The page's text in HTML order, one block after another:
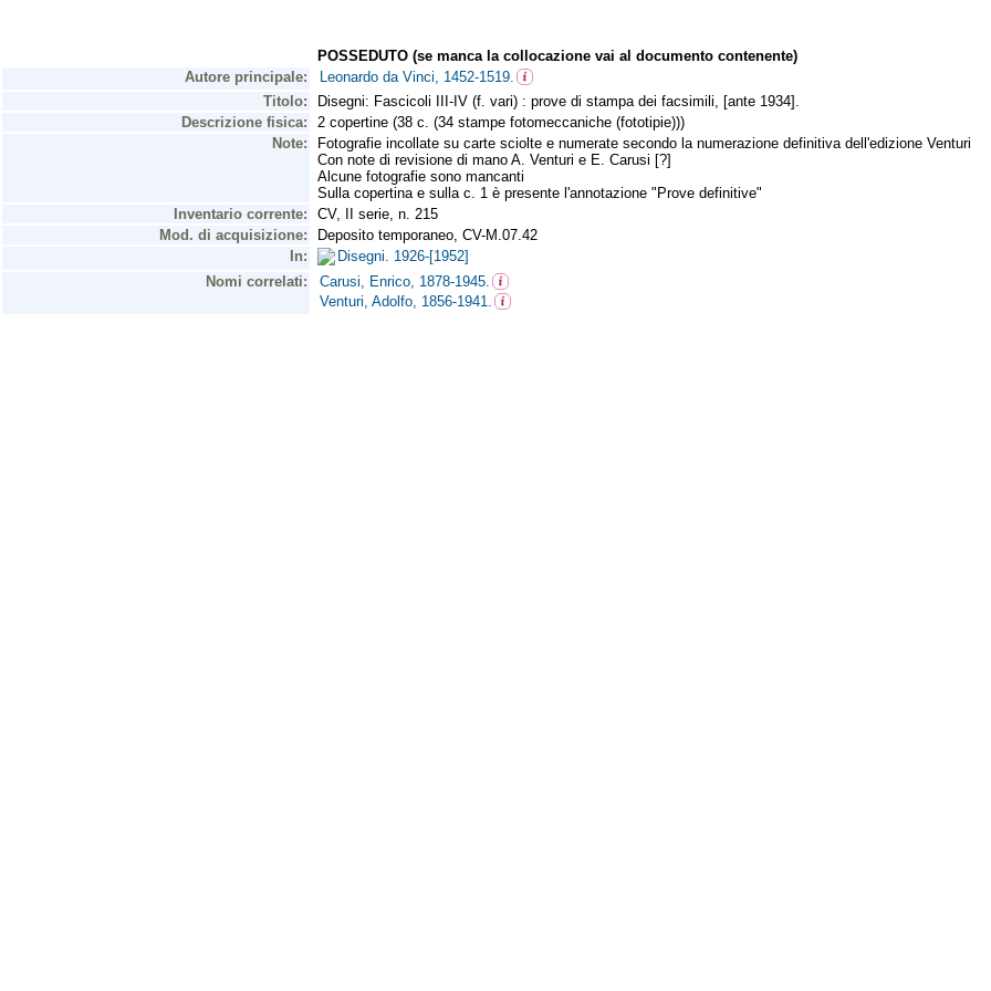
POSSEDUTO (se manca la collocazione vai al documento contenente)
Autore principale:
Leonardo da Vinci, 1452-1519.
Titolo:
Disegni: Fascicoli III-IV (f. vari) : prove di stampa dei facsimili, [ante 1934].
Descrizione fisica:
2 copertine (38 c. (34 stampe fotomeccaniche (fototipie)))
Note:
Fotografie incollate su carte sciolte e numerate secondo la numerazione definitiva dell'edizione Venturi
Con note di revisione di mano A. Venturi e E. Carusi [?]
Alcune fotografie sono mancanti
Sulla copertina e sulla c. 1 è presente l'annotazione "Prove definitive"
Inventario corrente:
CV, II serie, n. 215
Mod. di acquisizione:
Deposito temporaneo, CV-M.07.42
In:
Disegni. 1926-[1952]
Nomi correlati:
Carusi, Enrico, 1878-1945.
Venturi, Adolfo, 1856-1941.